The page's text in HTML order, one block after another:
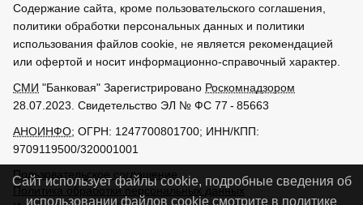
Содержание сайта, кроме пользовательского соглашения,
политики обработки персональных данных и политики
использования файлов cookie, не является рекомендацией
или офертой и носит информационно-справочный характер.
СМИ "Банковая" Зарегистрировано Роскомнадзором
28.07.2023. Свидетельство ЭЛ № ФС 77 - 85663
АНОИНФО; ОГРН: 1247700801700; ИНН/КПП:
9709119500/320001001
Пользовательское соглашение
Политика обработки персональных данных
Сайт использует файлы cookie, подробные сведения об
использовании файлов cookie смотрите в политике